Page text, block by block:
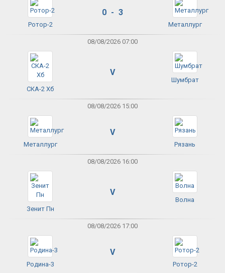
Ротор-2
0 - 3
Металлург
08/08/2026 07:00
СКА-2 Хб
V
Шумбрат
08/08/2026 15:00
Металлург
V
Рязань
08/08/2026 16:00
Зенит Пн
V
Волна
08/08/2026 17:00
Родина-3
V
Ротор-2